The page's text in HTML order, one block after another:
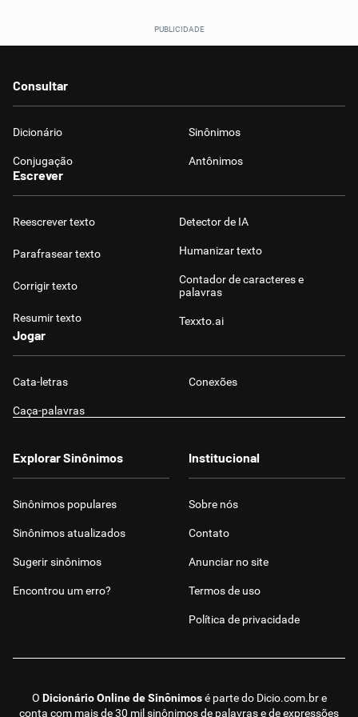
Consultar
Dicionário Sinônimos
Conjugação Antônimos
Escrever
Reescrever texto
Parafrasear texto
Corrigir texto
Resumir texto
Detector de IA
Humanizar texto
Contador de caracteres e
palavras
Texxto.ai
Jogar
Cata-letras Conexões
Caça-palavras
O Dicionário Online de Sinônimosé parte do Dicio.com.bre
conta com mais de 30 mil sinônimos de palavras e de expressões
Explorar Sinônimos
Sinônimos populares
Sinônimos atualizados
Sugerir sinônimos
Encontrou um erro?
Institucional
Sobre nós
Contato
Anunciar no site
Termos de uso
Política de privacidade